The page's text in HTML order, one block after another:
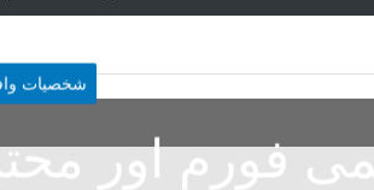
شخصیات
فورم اور